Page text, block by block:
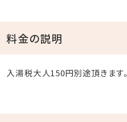
料金の説明
入湯税大人150円別途頂きます。